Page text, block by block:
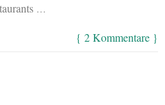
…
{ 2 Kommentare }